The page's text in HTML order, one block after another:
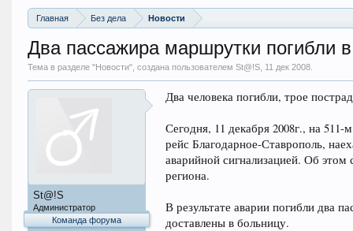
Главная Без дела Новости
Два пассажира маршрутки погибли
Тема в разделе "Новости", создана пользователем St@!S, 11 дек 2008.
St@!S
Администратор
Команда форума
Два человека погибли, трое
Сегодня, 11 декабря 2008г., на
рейс Благодарное-Ставрополь,
аварийной сигнализацией. Об
региона.
В результате аварии погибли два
доставлены в больницу.